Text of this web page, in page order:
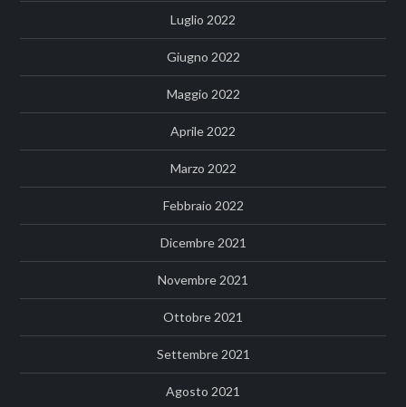
Luglio 2022
Giugno 2022
Maggio 2022
Aprile 2022
Marzo 2022
Febbraio 2022
Dicembre 2021
Novembre 2021
Ottobre 2021
Settembre 2021
Agosto 2021